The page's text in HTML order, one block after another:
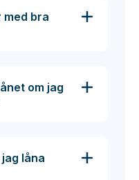
med bra
om jag
låna